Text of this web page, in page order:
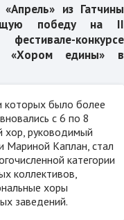
из Гатчины
победу на II
конкурсе
«Хором едины» в
которых было более
с 6 по 8
хор, руководимый
Мариной Каплан, стал
категории
коллективов,
хоры
заведений.